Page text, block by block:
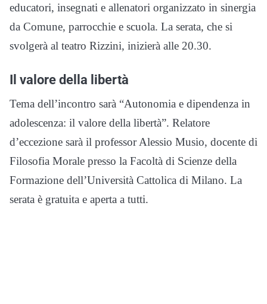
educatori, insegnati e allenatori organizzato in sinergia
da Comune, parrocchie e scuola. La serata, che si
svolgerà al teatro Rizzini, inizierà alle 20.30.
Il valore della libertà
Tema dell’incontro sarà “Autonomia e dipendenza in
adolescenza: il valore della libertà”. Relatore
d’eccezione sarà il professor Alessio Musio, docente di
Filosofia Morale presso la Facoltà di Scienze della
Formazione dell’Università Cattolica di Milano. La
serata è gratuita e aperta a tutti.